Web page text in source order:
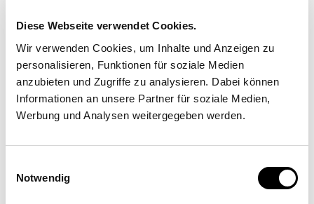
Diese Webseite verwendet Cookies.
Wir verwenden Cookies, um Inhalte und Anzeigen zu
personalisieren, Funktionen für soziale Medien
anzubieten und Zugriffe zu analysieren. Dabei können
Informationen an unsere Partner für soziale Medien,
Werbung und Analysen weitergegeben werden.
Notwendig
Partner di implementazione
Maderspergerstrasse 12 3430 Tulln